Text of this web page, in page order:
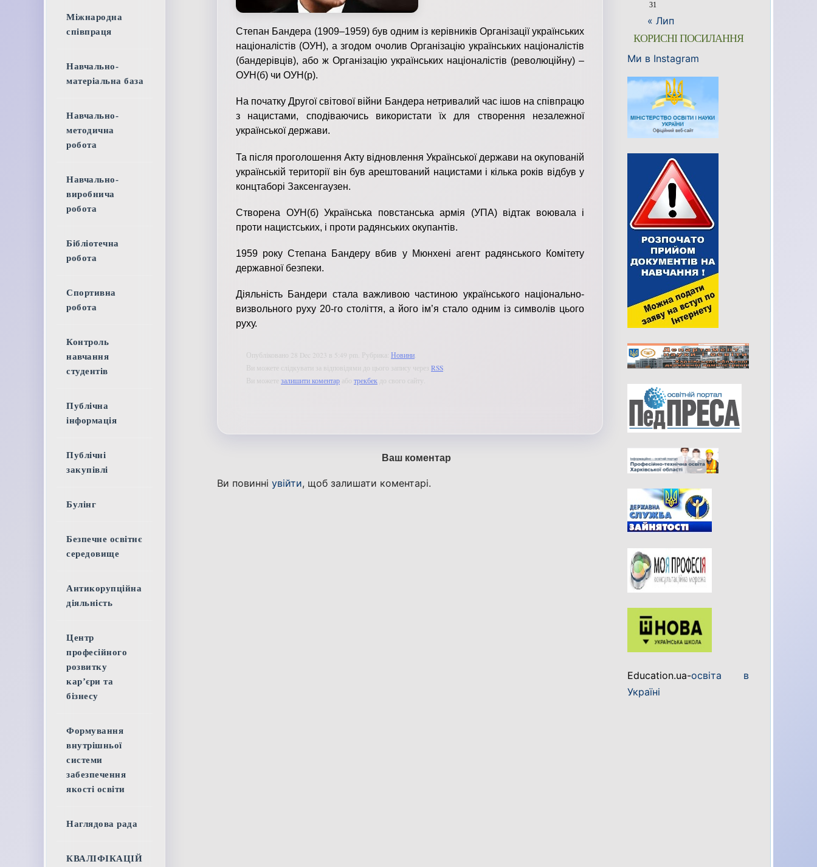
Степан Бандера (1909–1959) був одним із керівників Організації українських
націоналістів (ОУН), а згодом очолив Організацію українських націоналістів
(бандерівців), або ж Організацію українських націоналістів (революційну) –
ОУН(б) чи ОУН(р).
На початку Другої світової війни Бандера нетривалий час ішов на співпрацю
з нацистами, сподіваючись використати їх для створення незалежної
української держави.
Та після проголошення Акту відновлення Української держави на окупованій
українській території він був арештований нацистами і кілька років відбув у
концтаборі Заксенгаузен.
Створена ОУН(б) Українська повстанська армія (УПА) відтак воювала і
проти нацистських, і проти радянських окупантів.
1959 року Степана Бандеру вбив у Мюнхені агент радянського Комітету
державної безпеки.
Діяльність Бандери стала важливою частиною українського національно-
визвольного руху 20-го століття, а його ім’я стало одним із символів цього
руху.
Опубліковано 28 Dec 2023 в 5:49 pm. Рубрика: Новини
Ви можете слідкувати за відповідями до цього запису через RSS
Ви можете залишити коментар трекбек до свого сайту.
Ваш коментар
Ви повинні увійти, щоб залишати коментарі.
31
« Лип
КОРИСНІ ПОСИЛАННЯ
Ми в Instagram
Education.ua-освіта в
Україні
Міжнародна
співпраця
Навчально-
матеріальна база
Навчально-
методична
робота
Навчально-
виробнича
робота
Бібліотечна
робота
Спортивна
робота
Контроль
навчання
студентів
Публічна
інформація
Публічні
закупівлі
Булінг
Безпечне освітнє
середовище
Антикорупційна
діяльність
Центр
професійного
розвитку
кар’єри та
бізнесу
Формування
внутрішньої
системи
забезпечення
якості освіти
Наглядова рада
КВАЛІФІКАЦІЙ